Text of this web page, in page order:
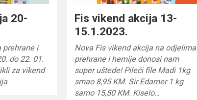
20-
prehrane i
do 22. 01.
za vikend
Fis vikend akcija 13-
15.1.2023.
Nova Fis vikend akcija na odjelima
prehrane i hemije donosi nam
super uštede! Pileći file Madi 1kg
smao 8,95 KM. Sir Edamer 1 kg
samo 15,50 KM. Kiselo…